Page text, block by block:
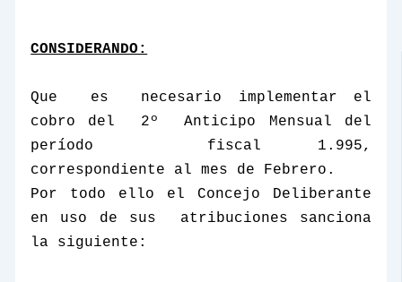
CONSIDERANDO:
Que es
necesario implementar el
cobro del
2º
Anticipo Mensual del
período
fiscal 1.995,
correspondiente al mes de Febrero.
Por todo ello el Concejo Deliberante
en uso de sus
atribuciones sanciona
la siguiente: